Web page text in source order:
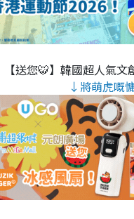
【送您🐯】韓國超人氣
↓將萌虎嘅